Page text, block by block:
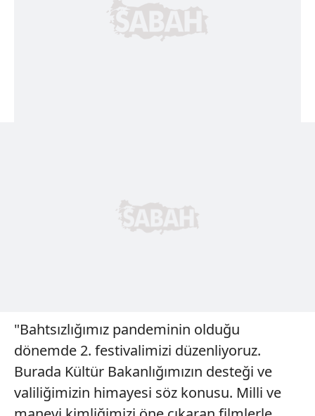
"Bahtsızlığımız pandeminin olduğu
dönemde 2. festivalimizi düzenliyoruz.
Burada Kültür Bakanlığımızın desteği ve
valiliğimizin himayesi söz konusu. Milli ve